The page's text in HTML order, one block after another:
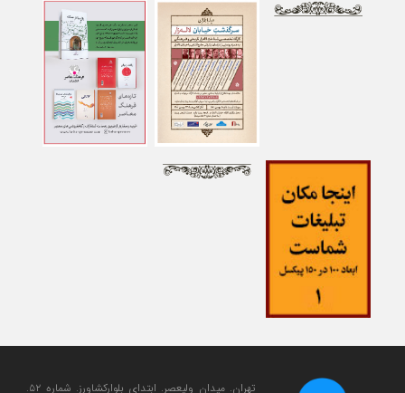
تهران. میدان ولی‎عصر. ابتدای بلوارکشاورز. شماره ۵۲.